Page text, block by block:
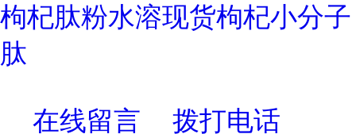
枸杞肽粉水溶现货枸杞小分子
肽
在线留言 拨打电话